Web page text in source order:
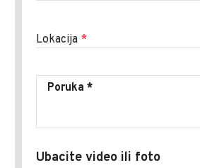
Lokacija *
Ubacite video ili foto